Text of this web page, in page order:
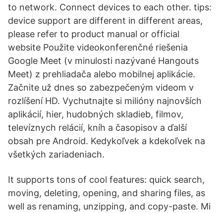
to network. Connect devices to each other. tips:
device support are different in different areas,
please refer to product manual or official
website Použite videokonferenčné riešenia
Google Meet (v minulosti nazývané Hangouts
Meet) z prehliadača alebo mobilnej aplikácie.
Začnite už dnes so zabezpečeným videom v
rozlíšení HD. Vychutnajte si milióny najnovších
aplikácií, hier, hudobných skladieb, filmov,
televíznych relácií, kníh a časopisov a ďalší
obsah pre Android. Kedykoľvek a kdekoľvek na
všetkých zariadeniach.
It supports tons of cool features: quick search,
moving, deleting, opening, and sharing files, as
well as renaming, unzipping, and copy-paste. Mi